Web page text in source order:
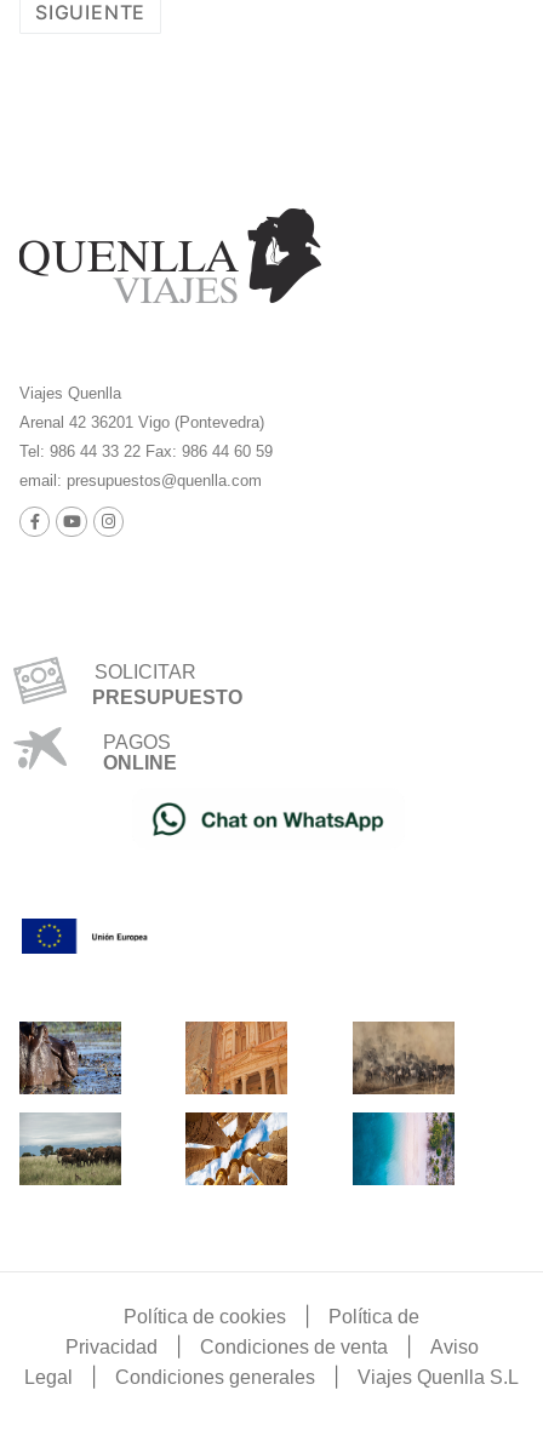
SIGUIENTE
Viajes Quenlla
Arenal 42 36201 Vigo (Pontevedra)
Tel: 986 44 33 22 Fax: 986 44 60 59
email: presupuestos@quenlla.com
SOLICITAR
PRESUPUESTO
PAGOS
ONLINE
Política de cookies
Política de
Privacidad
Condiciones de venta|
Aviso
Legal
Condiciones generales Viajes Quenlla S.L